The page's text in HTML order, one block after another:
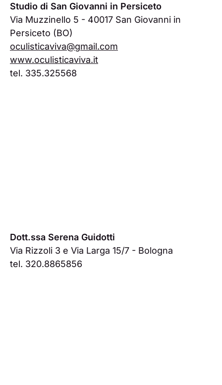
Studio di San Giovanni in Persiceto
Via Muzzinello 5 - 40017 San Giovanni in
Persiceto (BO)
oculisticaviva@gmail.com
www.oculisticaviva.it
tel. 335.325568
Dott.ssa Serena Guidotti
Via Rizzoli 3 e Via Larga 15/7 - Bologna
tel. 320.8865856